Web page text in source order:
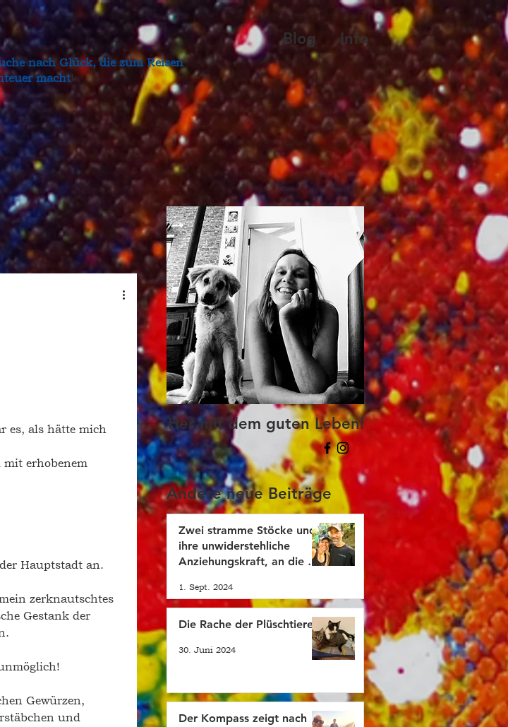
nach Glück, die zum Reisen
macht!
Blog Info
es, als hätte mich
erhobenem
Hauptstadt an.
zerknautschtes
Gestank der
Gewürzen,
und
Her mit dem guten Leben!
Andere neue Beiträge
Zwei stramme Stöcke und
ihre unwiderstehliche
Anziehungskraft, an die du
1. Sept. 2024
Die Rache der Plüschtiere!
30. Juni 2024
Der Kompass zeigt nach